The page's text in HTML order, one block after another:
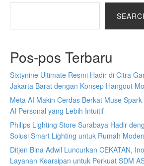
Pos-pos Terbaru
Sixtynine Ultimate Resmi Hadir di Citra
Jakarta Barat dengan Konsep Hangout
Meta AI Makin Cerdas Berkat Muse
AI Personal yang Lebih Intuitif
Philips Lighting Store Surabaya Hadir
Solusi Smart Lighting untuk Rumah
Ditjen Bina Adwil Luncurkan CEKATAN,
Layanan Kearsipan untuk Perkuat SDM